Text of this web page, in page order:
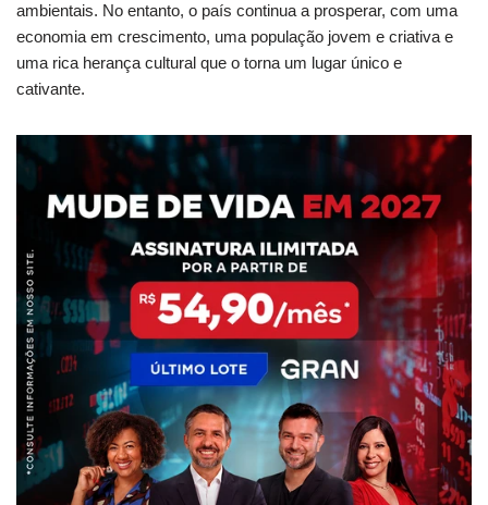
ambientais. No entanto, o país continua a prosperar, com uma
economia em crescimento, uma população jovem e criativa e
uma rica herança cultural que o torna um lugar único e
cativante.